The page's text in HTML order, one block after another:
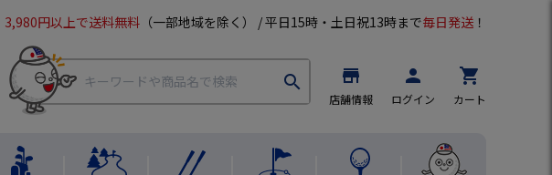
3,980円以上で送料無料 （一部地域を除く） / 平日15時・土日祝13時まで毎日発送 ！
search store
店舗情報
person
ログイン
shopping_cart
カート